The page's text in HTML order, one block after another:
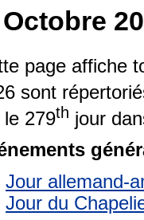
page affiche
sont
le 279th jour
Jour allemand-
Jour du